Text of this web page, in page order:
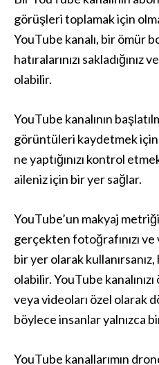
görüşleri toplamak için
YouTube kanalı, bir ömür
hatıralarınızı sakladığınız
olabilir.
YouTube kanalının
görüntüleri kaydetmek
ne yaptığınızı kontrol
aileniz için bir yer sağlar.
YouTube’un makyaj
gerçekten fotoğrafınızı ve
bir yer olarak kullanırsanız,
olabilir. YouTube
veya videoları özel olarak
böylece insanlar yalnızca
YouTube kanallarımın